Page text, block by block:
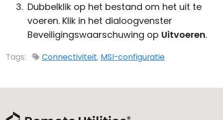
Dubbelklik op het bestand om het uit te
voeren. Klik in het dialoogvenster
Beveiligingswaarschuwing op Uitvoeren.
Tags: Connectiviteit, MSI-configuratie